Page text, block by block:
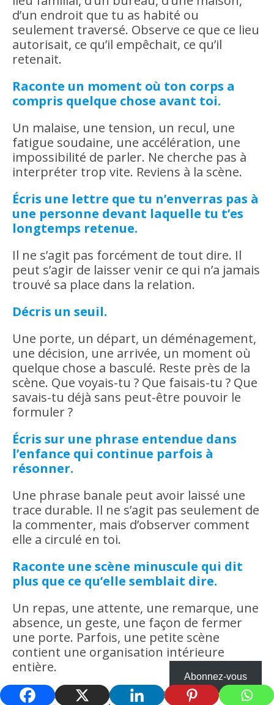
d’un endroit que tu as habité ou
seulement traversé. Observe ce que ce lieu
autorisait, ce qu’il empêchait, ce qu’il
retenait.
Raconte un moment où ton corps a
compris quelque chose avant toi.
Un malaise, une tension, un recul, une
fatigue soudaine, une accélération, une
impossibilité de parler. Ne cherche pas à
interpréter trop vite. Reviens à la scène.
Écris une lettre que tu n’enverras pas à
une personne devant laquelle tu t’es
longtemps retenue.
Il ne s’agit pas forcément de tout dire. Il
peut s’agir de laisser venir ce qui n’a jamais
trouvé sa place dans la relation.
Décris un seuil.
Une porte, un départ, un déménagement,
une décision, une arrivée, un moment où
quelque chose a basculé. Reste près de la
scène. Que voyais-tu ? Que faisais-tu ? Que
savais-tu déjà sans peut-être pouvoir le
formuler ?
Écris sur une phrase entendue dans
l’enfance qui continue parfois à
résonner.
Une phrase banale peut avoir laissé une
trace durable. Il ne s’agit pas seulement de
la commenter, mais d’observer comment
elle a circulé en toi.
Raconte une scène minuscule qui dit
plus que ce qu’elle semblait dire.
Un repas, une attente, une remarque, une
absence, un geste, une façon de fermer
une porte. Parfois, une petite scène
contient une organisation intérieure
entière.
Ces consignes peuvent être suivies librement.
Abonnez-vous